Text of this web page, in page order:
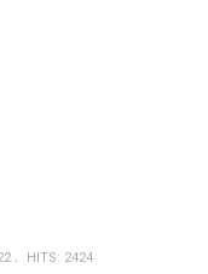
HITS: 2424